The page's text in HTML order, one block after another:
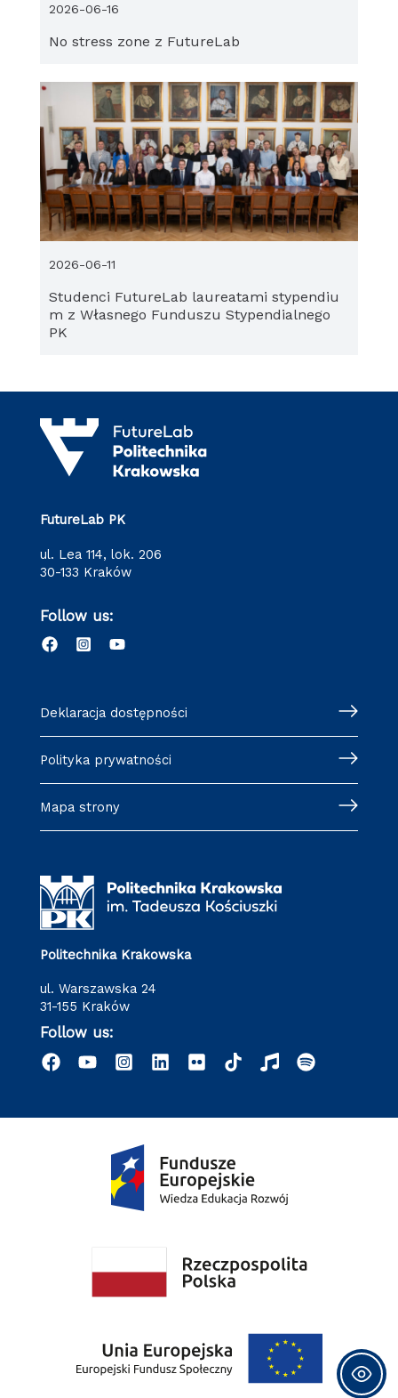
No stress zone z FutureLab
2026-06-16
Studenci FutureLab laureatami stypendiu
m z Własnego Funduszu Stypendialnego
PK
2026-06-11
FutureLab PK
ul. Lea 114, lok. 206
30-133 Kraków
Follow us:
Deklaracja dostępności
Polityka prywatności
Mapa strony
Politechnika Krakowska
ul. Warszawska 24
31-155 Kraków
Follow us: